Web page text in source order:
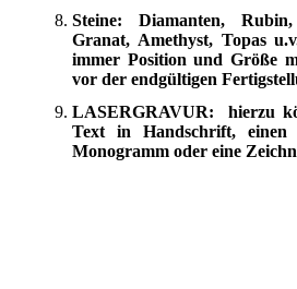
Steine: Diamanten,
Granat, Amethyst, Topas
immer Position und Größe
vor der endgültigen
LASERGRAVUR: hierzu
Text in Handschrift, einen
Monogramm oder eine